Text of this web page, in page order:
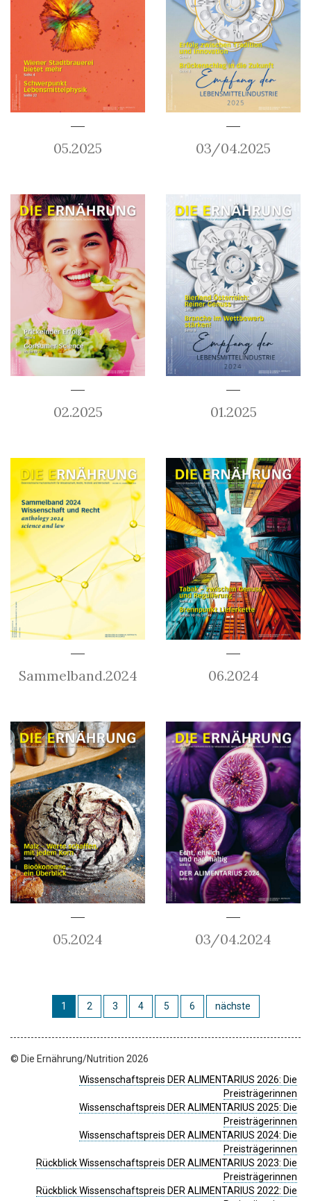
05.2025 03/04.2025
02.2025 01.2025
Sammelband.2024 06.2024
05.2024 03/04.2024
1 2 3 4 5 6 nächste
© Die Ernährung/Nutrition 2026
Wissenschaftspreis DER ALIMENTARIUS 2026: Die
Preisträgerinnen
Wissenschaftspreis DER ALIMENTARIUS 2025: Die
Preisträgerinnen
Wissenschaftspreis DER ALIMENTARIUS 2024: Die
Preisträgerinnen
Rückblick Wissenschaftspreis DER ALIMENTARIUS 2023: Die
Preisträgerinnen
Rückblick Wissenschaftspreis DER ALIMENTARIUS 2022: Die